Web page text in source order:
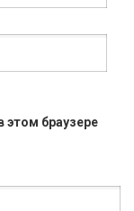
этом браузере